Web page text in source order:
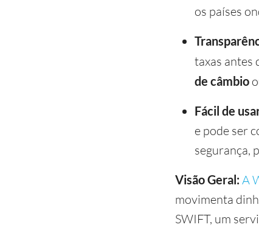
os países
taxas antes
de câmbio
Fácil de
e pode ser
segurança,
Visão Geral: A
movimenta
SWIFT, um